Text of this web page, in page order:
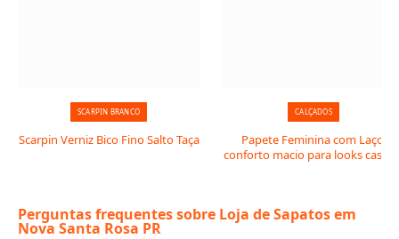
SCARPIN BRANCO
Scarpin Verniz Bico Fino Salto Taça
CALÇADOS
Papete Feminina com Laço:
conforto macio para looks
Perguntas frequentes sobre Loja de Sapatos em
Nova Santa Rosa PR